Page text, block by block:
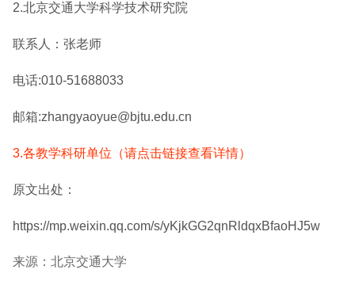
2.北京交通大学科学技术研究院
联系人：张老师
电话:010-51688033
邮箱:zhangyaoyue@bjtu.edu.cn
3.各教学科研单位（请点击链接查看详情）
原文出处：
https://mp.weixin.qq.com/s/yKjkGG2qnRldqxBfaoHJ5w
来源：北京交通大学